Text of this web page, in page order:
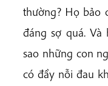
thường? Họ bảo
đáng sợ quá.
sao những con
có đầy nỗi đau